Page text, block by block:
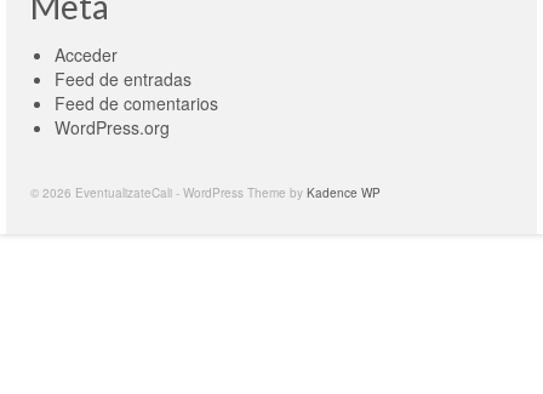
Acceder
Feed de entradas
Feed de comentarios
WordPress.org
© 2026 EventualizateCali - WordPress Theme by Kadence WP